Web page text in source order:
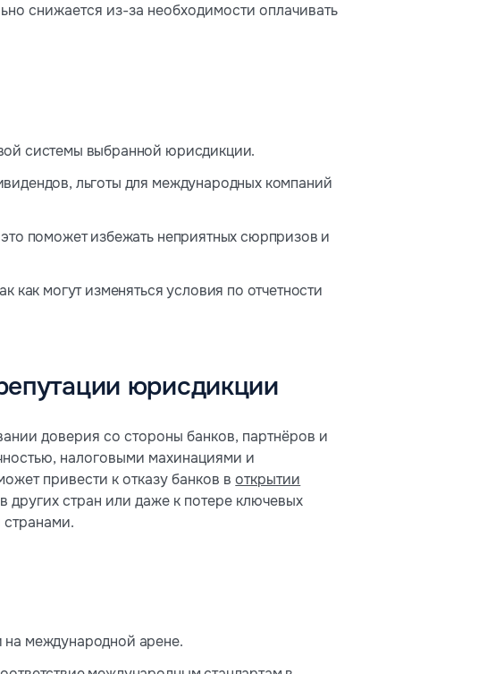
снижается из-за необходимости оплачивать
системы выбранной юрисдикции.
льготы для международных компаний
поможет избежать неприятных сюрпризов и
как могут изменяться условия по отчетности
юрисдикции
доверия со стороны банков, партнёров и
налоговыми махинациями и
привести к отказу банков воткрытии
стран или даже к потере ключевых
международной арене.